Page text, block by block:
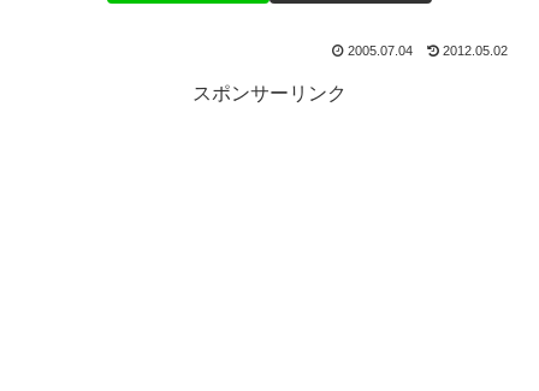
2005.07.04 2012.05.02
スポンサーリンク